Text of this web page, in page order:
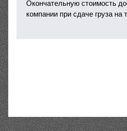
Окончательную стоимость
компании при сдаче груза